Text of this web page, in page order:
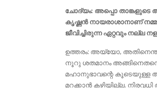
ചോദ്യം: അപ്പൊ താങ്കളുടെ
കൃഷ്ണൻ നായരാശാനാണ്
ജീവിച്ചിരുന്ന ഏറ്റവും നല്ല
ഉത്തരം: അയ്യോ,
നൂറു ശതമാനം
മഹാനുഭാവന്റെ കൂടെയുള്ള
മറക്കാൻ കഴിയില്ല.